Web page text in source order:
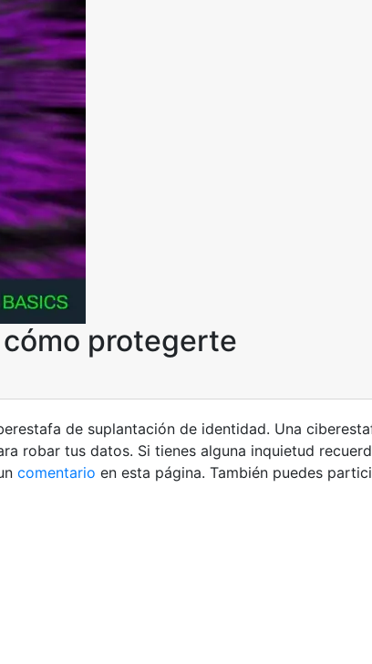
protegerte
de suplantación de identidad. Una
robar tus datos. Si tienes alguna inquietud
comentario en esta página. También puedes